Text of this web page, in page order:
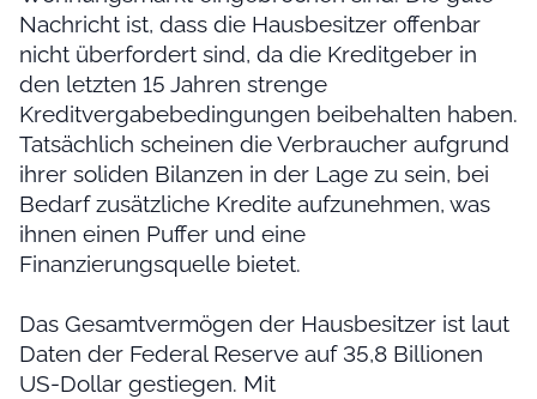
Nachricht ist, dass die Hausbesitzer offenbar
nicht überfordert sind, da die Kreditgeber in
den letzten 15 Jahren strenge
Kreditvergabebedingungen beibehalten haben.
Tatsächlich scheinen die Verbraucher aufgrund
ihrer soliden Bilanzen in der Lage zu sein, bei
Bedarf zusätzliche Kredite aufzunehmen, was
ihnen einen Puffer und eine
Finanzierungsquelle bietet.
Das Gesamtvermögen der Hausbesitzer ist laut
Daten der Federal Reserve auf 35,8 Billionen
US-Dollar gestiegen. Mit